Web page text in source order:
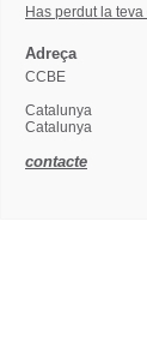
Has perdut la
Adreça
CCBE
Catalunya
Catalunya
contacte